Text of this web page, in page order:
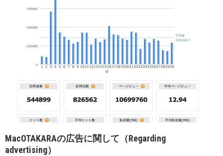
MacOTAKARAの広告に関して（Regarding
advertising）